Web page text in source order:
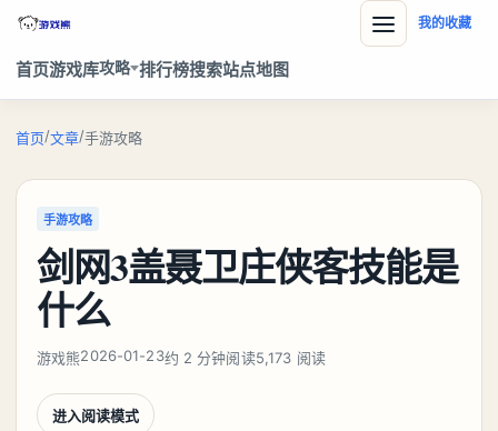
首页游戏库攻略 排行榜搜索站点地图
我的收藏
首页/文章/手游攻略
手游攻略
剑网3盖聂卫庄侠客技能是
什么
游戏熊2026-01-23约 2 分钟阅读5,173 阅读
进入阅读模式